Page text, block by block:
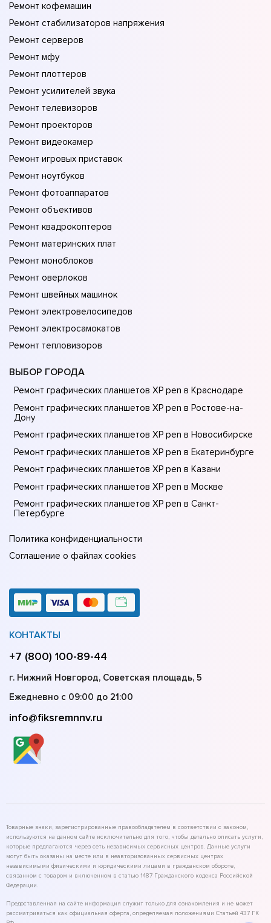
Ремонт кофемашин
Ремонт стабилизаторов напряжения
Ремонт серверов
Ремонт мфу
Ремонт плоттеров
Ремонт усилителей звука
Ремонт телевизоров
Ремонт проекторов
Ремонт видеокамер
Ремонт игровых приставок
Ремонт ноутбуков
Ремонт фотоаппаратов
Ремонт объективов
Ремонт квадрокоптеров
Ремонт материнских плат
Ремонт моноблоков
Ремонт оверлоков
Ремонт швейных машинок
Ремонт электровелосипедов
Ремонт электросамокатов
Ремонт тепловизоров
ВЫБОР ГОРОДА
Ремонт графических планшетов XP pen в Краснодаре
Ремонт графических планшетов XP pen в Ростове-на-
Донy
Ремонт графических планшетов XP pen в Новосибирске
Ремонт графических планшетов XP pen в Екатеринбурге
Ремонт графических планшетов XP pen в Казани
Ремонт графических планшетов XP pen в Москве
Ремонт графических планшетов XP pen в Санкт-
Петербурге
Политика конфиденциальности
Соглашение о файлах cookies
КОНТАКТЫ
+7 (800) 100-89-44
г. Нижний Новгород, Советская площадь, 5
Ежедневно с 09:00 до 21:00
info@fiksremnnv.ru
Товарные знаки, зарегистрированные правообладателем в соответствии с законом,
используются на данном сайте исключительно для того, чтобы детально описать услуги,
которые предлагаются через сеть независимых сервисных центров. Данные услуги
могут быть оказаны на месте или в неавторизованных сервисных центрах
независимыми физическими и юридическими лицами в гражданском обороте,
связанном с товаром и включенном в статью 1487 Гражданского кодекса Российской
Федерации.
Предоставленная на сайте информация служит только для ознакомления и не может
рассматриваться как официальная оферта, определяемая положениями Статьей 437 ГК